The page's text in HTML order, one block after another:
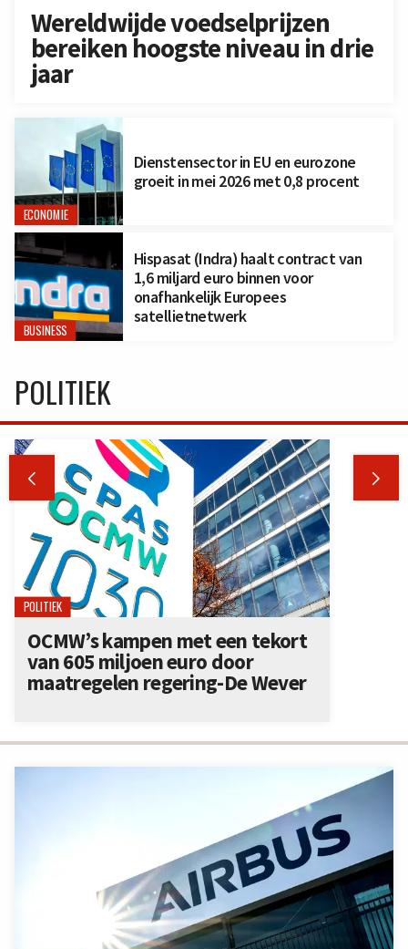
Wereldwijde voedselprijzen
bereiken hoogste niveau in drie
jaar
ECONOMIE
Dienstensector in EU en eurozone
groeit in mei 2026 met 0,8 procent
BUSINESS
Hispasat (Indra) haalt contract van
1,6 miljard euro binnen voor
onafhankelijk Europees
satellietnetwerk
POLITIEK
 
POLITIEK
OCMW’s kampen met een tekort
van 605 miljoen euro door
maatregelen regering-De Wever